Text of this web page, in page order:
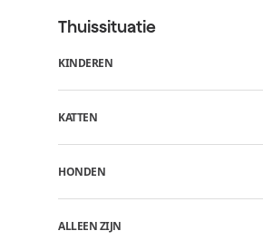
Thuissituatie
KINDEREN
KATTEN
HONDEN
ALLEEN ZIJN